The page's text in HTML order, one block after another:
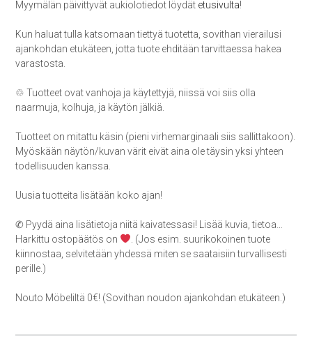
Myymälän päivittyvät aukiolotiedot löydät etusivulta!
Kun haluat tulla katsomaan tiettyä tuotetta, sovithan vierailusi
ajankohdan etukäteen, jotta tuote ehditään tarvittaessa hakea
varastosta.
♲ Tuotteet ovat vanhoja ja käytettyjä, niissä voi siis olla
naarmuja, kolhuja, ja käytön jälkiä.
Tuotteet on mitattu käsin (pieni virhemarginaali siis sallittakoon).
Myöskään näytön/kuvan värit eivät aina ole täysin yksi yhteen
todellisuuden kanssa.
Uusia tuotteita lisätään koko ajan!
✆ Pyydä aina lisätietoja niitä kaivatessasi! Lisää kuvia, tietoa…
Harkittu ostopäätös on
. (Jos esim. suurikokoinen tuote
kiinnostaa, selvitetään yhdessä miten se saataisiin turvallisesti
perille.)
Nouto Möbeliltä 0€! (Sovithan noudon ajankohdan etukäteen.)